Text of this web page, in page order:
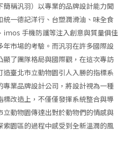
稱汎羽）以專業的品牌設計能力聞
一德記洋行、台塑潤滑油、味全食
imos 手機防護等注入創意與質量俱佳
年市場的考驗。而汎羽在許多國際設
顯了團隊格局與國際觀，在這次專訪
臺北市立動物園引人入勝的指標系
業品牌設計公司，將設計視為一種
改造上，不僅僅發揮系統整合與導
立動物園傳達出對於動物們的情感與
園區的過程中感受到全新溫潤的風